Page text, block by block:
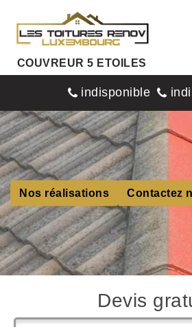
COUVREUR 5 ETOILES
indisponible
Nos réalisations Contactez
Devis